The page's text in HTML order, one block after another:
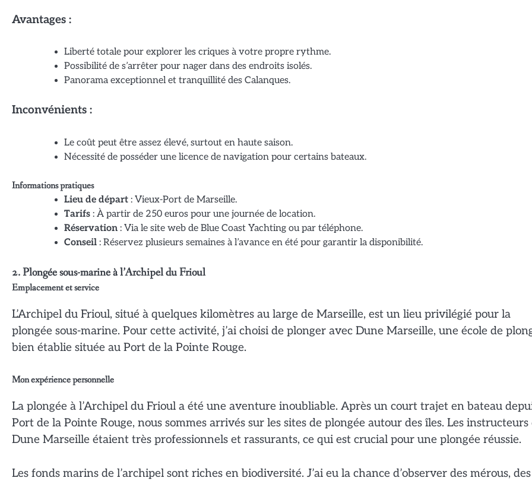
Avantages :
Liberté totale pour explorer les criques à votre propre rythme.
Possibilité de s’arrêter pour nager dans des endroits isolés.
Panorama exceptionnel et tranquillité des Calanques.
Inconvénients :
Le coût peut être assez élevé, surtout en haute saison.
Nécessité de posséder une licence de navigation pour certains bateaux.
Informations pratiques
Lieu de départ : Vieux-Port de Marseille.
Tarifs : À partir de 250 euros pour une journée de location.
Réservation : Via le site web de Blue Coast Yachting ou par téléphone.
Conseil : Réservez plusieurs semaines à l’avance en été pour garantir la disponibilité.
2. Plongée sous-marine à l’Archipel du Frioul
Emplacement et service
L’Archipel du Frioul, situé à quelques kilomètres au large de Marseille, est un lieu privilégié pour la
plongée sous-marine. Pour cette activité, j’ai choisi de plonger avec Dune Marseille, une école de
bien établie située au Port de la Pointe Rouge.
Mon expérience personnelle
La plongée à l’Archipel du Frioul a été une aventure inoubliable. Après un court trajet en bateau
Port de la Pointe Rouge, nous sommes arrivés sur les sites de plongée autour des îles. Les instructeurs
Dune Marseille étaient très professionnels et rassurants, ce qui est crucial pour une plongée réussie.
Les fonds marins de l’archipel sont riches en biodiversité. J’ai eu la chance d’observer des mérous, des